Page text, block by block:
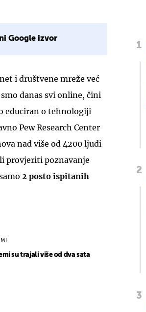
Google izvor
i društvene mreže već
danas svi online, čini
educiran o tehnologiji
Pew Research Center
nad više od 4200 ljudi
provjeriti poznavanje
2 posto ispitanih
su trajali više od dva sata